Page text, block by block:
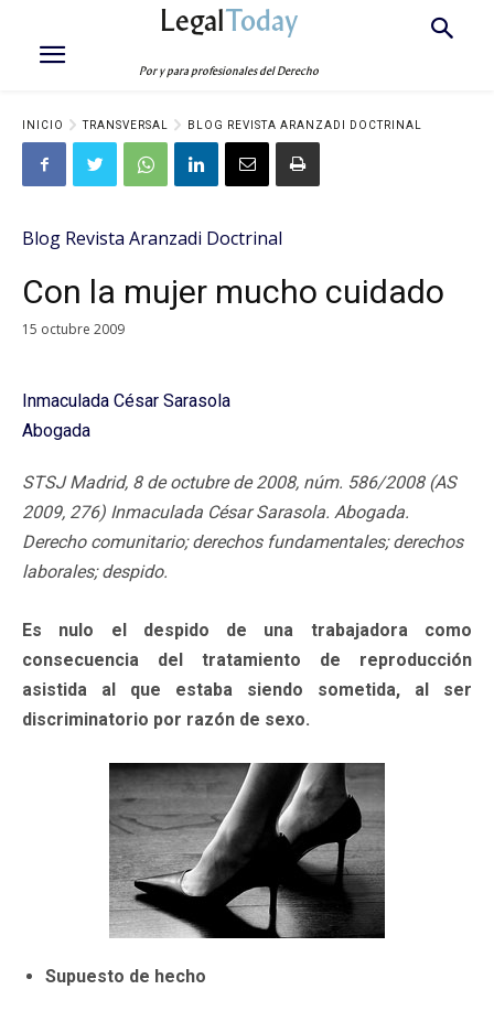
LegalToday
Por y para profesionales del Derecho
INICIO TRANSVERSAL BLOG REVISTA ARANZADI DOCTRINAL
Blog Revista Aranzadi Doctrinal
Con la mujer mucho cuidado
15 octubre 2009
Inmaculada César Sarasola
Abogada
STSJ Madrid, 8 de octubre de 2008, núm. 586/2008 (AS
2009, 276) Inmaculada César Sarasola. Abogada.
Derecho comunitario; derechos fundamentales; derechos
laborales; despido.
Es nulo el despido de una trabajadora como
consecuencia del tratamiento de reproducción
asistida al que estaba siendo sometida, al ser
discriminatorio por razón de sexo.
Supuesto de hecho